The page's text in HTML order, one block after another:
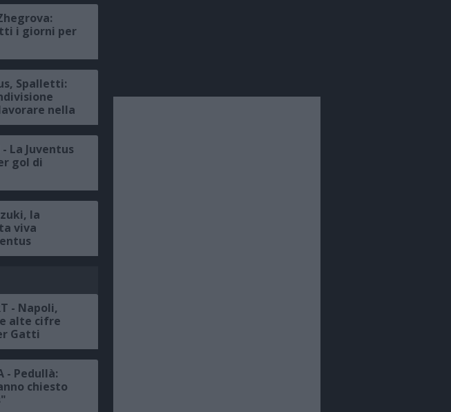
i giorni per
Spalletti:
nella
- La Juventus
gol di
la
viva
- Napoli,
alte cifre
Gatti
- Pedullà:
chiesto